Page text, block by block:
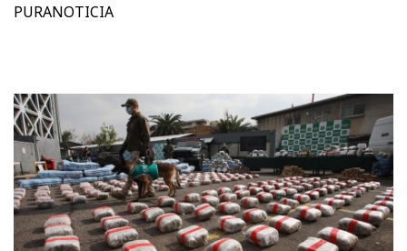
PURANOTICIA